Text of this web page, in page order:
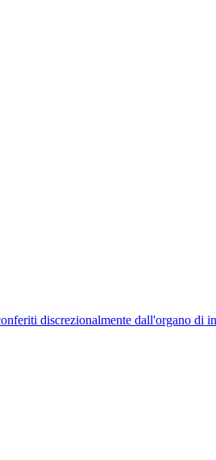
discrezionalmente dall'organo di